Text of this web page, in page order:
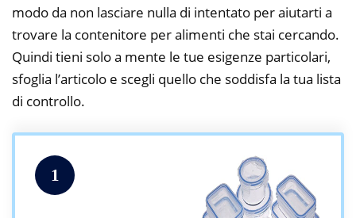
modo da non lasciare nulla di intentato per aiutarti a
trovare la contenitore per alimenti che stai cercando.
Quindi tieni solo a mente le tue esigenze particolari,
sfoglia l’articolo e scegli quello che soddisfa la tua lista
di controllo.
1